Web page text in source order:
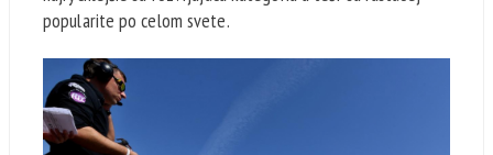
popularite po celom svete.